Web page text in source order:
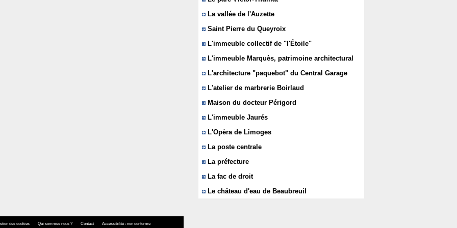
La vallée de l'Auzette
Saint Pierre du Queyroix
L'immeuble collectif de "l'Étoile"
L'immeuble Marquès, patrimoine architectural
L'architecture "paquebot" du Central Garage
L'atelier de marbrerie Boirlaud
Maison du docteur Périgord
L'immeuble Jaurés
L'Opèra de Limoges
La poste centrale
La préfecture
La fac de droit
Le château d'eau de Beaubreuil
des cookies Qui sommes nous ? Contact Accessibilité : non conforme